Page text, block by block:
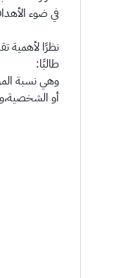
في ضوء
طالبًا:
وهي نسبة
أو